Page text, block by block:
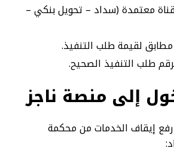
معتمدة (سداد – تحويل بنكي –
لقيمة طلب التنفيذ.
طلب التنفيذ الصحيح.
إلى منصة ناجز
رفع إيقاف الخدمات من محكمة